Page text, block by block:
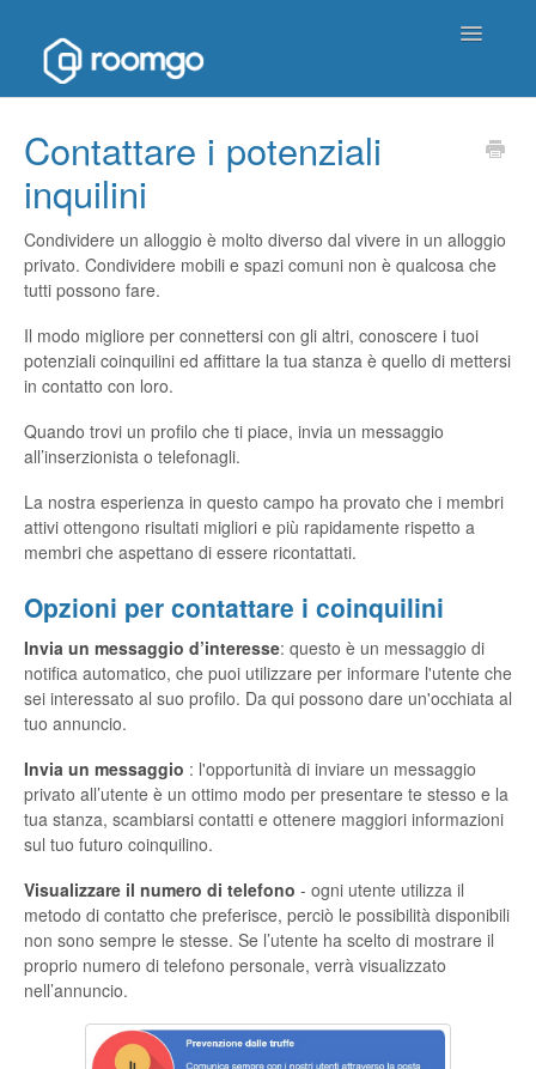
Toggle
Contattare i potenziali
inquilini
Condividere un alloggio è molto diverso dal vivere in un alloggio
privato. Condividere mobili e spazi comuni non è qualcosa che
tutti possono fare.
Il modo migliore per connettersi con gli altri, conoscere i tuoi
potenziali coinquilini ed affittare la tua stanza è quello di mettersi
in contatto con loro.
Quando trovi un profilo che ti piace, invia un messaggio
all’inserzionista o telefonagli.
La nostra esperienza in questo campo ha provato che i membri
attivi ottengono risultati migliori e più rapidamente rispetto a
membri che aspettano di essere ricontattati.
Opzioni per contattare i coinquilini
Invia un messaggio d’interesse: questo è un messaggio di
notifica automatico, che puoi utilizzare per informare l'utente che
sei interessato al suo profilo. Da qui possono dare un'occhiata al
tuo annuncio.
Invia un messaggio : l'opportunità di inviare un messaggio
privato all’utente è un ottimo modo per presentare te stesso e la
tua stanza, scambiarsi contatti e ottenere maggiori informazioni
sul tuo futuro coinquilino.
Visualizzare il numero di telefono - ogni utente utilizza il
metodo di contatto che preferisce, perciò le possibilità disponibili
non sono sempre le stesse. Se l’utente ha scelto di mostrare il
proprio numero di telefono personale, verrà visualizzato
nell’annuncio.